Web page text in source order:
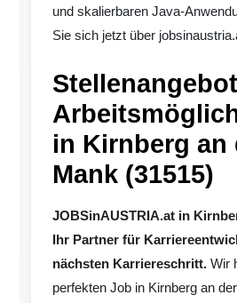
und skalierbaren Java-
Sie sich jetzt über
in Kirnberg an
Mank (31515)
JOBSinAUSTRIA.at in
Ihr Partner für
nächsten Karriereschritt. Wir
perfekten Job in Kirnberg an